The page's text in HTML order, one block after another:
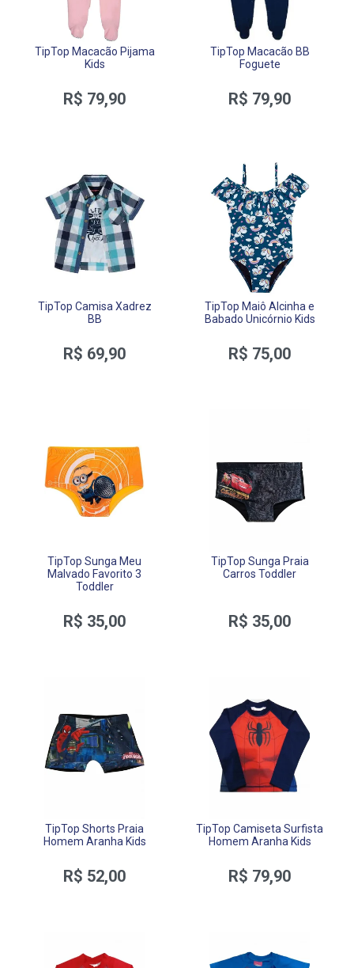
TipTop Macacão Pijama
Kids
R$ 79,90
TipTop Macacão BB
Foguete
R$ 79,90
TipTop Camisa Xadrez
BB
R$ 69,90
TipTop Maiô Alcinha e
Babado Unicórnio Kids
R$ 75,00
TipTop Sunga Meu
Malvado Favorito 3
Toddler
R$ 35,00
TipTop Sunga Praia
Carros Toddler
R$ 35,00
TipTop Shorts Praia
Homem Aranha Kids
R$ 52,00
TipTop Camiseta Surfista
Homem Aranha Kids
R$ 79,90